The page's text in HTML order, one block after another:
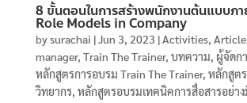
8 ขั้นตอนในการสร้างพนักงานต้นแบบภ
Role Models in Company
bysurachai |Jun 3, 2023 |Activities, Article
manager, Train The Trainer, บทความ, ผู้จัดก
หลักสูตรการอบรม Train The Trainer, หลักสูต
วิทยากร, หลักสูตรอบรมเทคนิคการสื่อสารอย่า